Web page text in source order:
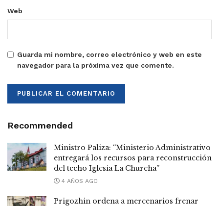
Web
Guarda mi nombre, correo electrónico y web en este
navegador para la próxima vez que comente.
Recommended
Ministro Paliza: “Ministerio Administrativo
entregará los recursos para reconstrucción
del techo Iglesia La Churcha”
4 AÑOS AGO
Prigozhin ordena a mercenarios frenar